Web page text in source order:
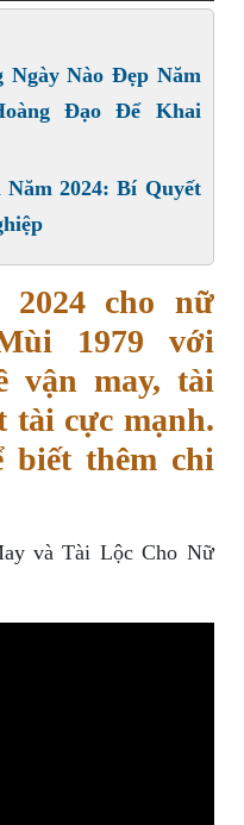
Nào Đẹp Năm
Đạo Để Khai
2024: Bí Quyết
cho nữ
1979 với
vận may, tài
tài cực mạnh.
biết thêm chi
và Tài Lộc Cho Nữ